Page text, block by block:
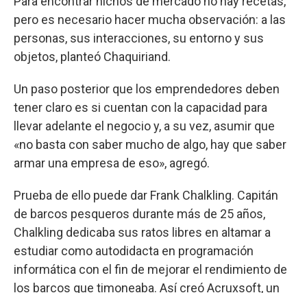
pero es necesario hacer mucha observación: a las
personas, sus interacciones, su entorno y sus
objetos, planteó Chaquiriand.
Un paso posterior que los emprendedores deben
tener claro es si cuentan con la capacidad para
llevar adelante el negocio y, a su vez, asumir que
«no basta con saber mucho de algo, hay que saber
armar una empresa de eso», agregó.
Prueba de ello puede dar Frank Chalkling. Capitán
de barcos pesqueros durante más de 25 años,
Chalkling dedicaba sus ratos libres en altamar a
estudiar como autodidacta en programación
informática con el fin de mejorar el rendimiento de
los barcos que timoneaba. Así creó Acruxsoft, un